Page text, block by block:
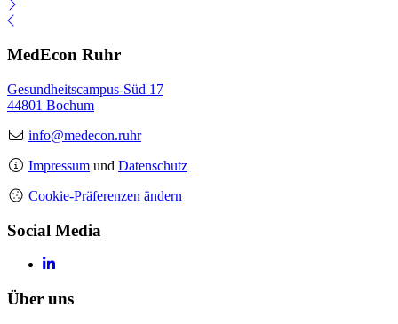
MedEcon Ruhr
Gesundheitscampus-Süd 17
44801 Bochum
info@medecon.ruhr
Impressum und Datenschutz
Cookie-Präferenzen ändern
Social Media
Über uns